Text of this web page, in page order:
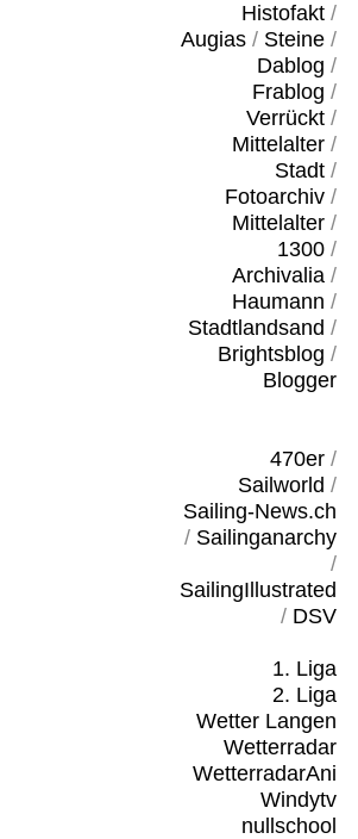
Histofakt/
Augias/ Steine/
Dablog /
Frablog /
Verrückt/
Mittelalter/
Stadt/
Fotoarchiv/
Mittelalter/
1300/
Archivalia/
Haumann /
Stadtlandsand /
Brightsblog /
Blogger
470er/
Sailworld /
Sailing-News.ch
/ Sailinganarchy
/
SailingIllustrated
/ DSV
1. Liga
2. Liga
Wetter Langen
Wetterradar
WetterradarAni
Windytv
nullschool